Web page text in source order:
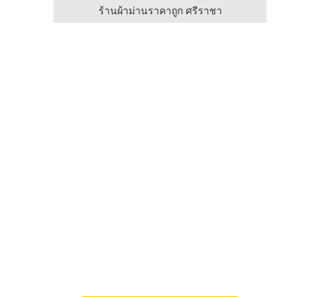
ร้านผ้าม่านราคาถูก ศรีราชา